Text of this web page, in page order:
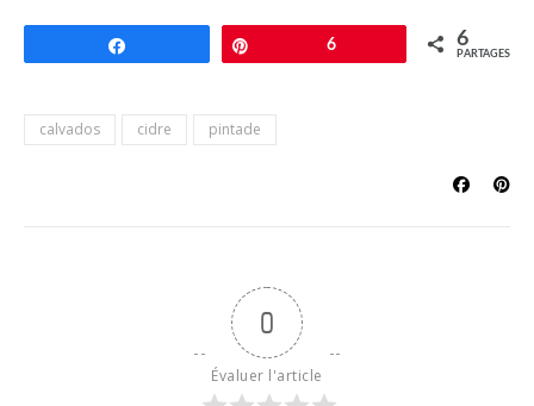
6 6
PARTAGES
calvados cidre pintade
0
Évaluer l'article